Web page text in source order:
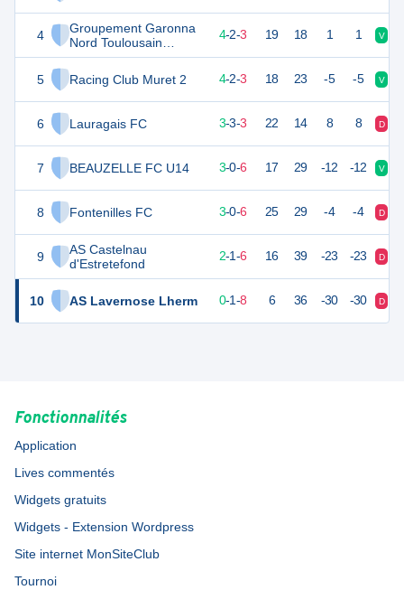
4
Groupement Garonna
Nord Toulousain
Football Club 2
5
Racing Club Muret 2
6 Lauragais FC
7 BEAUZELLE FC U14
8 Fontenilles FC
9
AS Castelnau
d'Estretefond
10 AS Lavernose Lherm
14 9 4-2-3 19 18 1 1 V
14 4-2-3 18 23 -5 -5 V
3-3-3 22 14 8 8 D
9 3-0-6 17 29 -12 -12 V
3-0-6 25 29 -4 -4 D
2-1-6 16 39 -23 -23 D
1 9 0-1-8 6 36 -30 -30 D
Fonctionnalités
Application
Lives commentés
Widgets gratuits
Widgets - Extension Wordpress
Site internet MonSiteClub
Tournoi